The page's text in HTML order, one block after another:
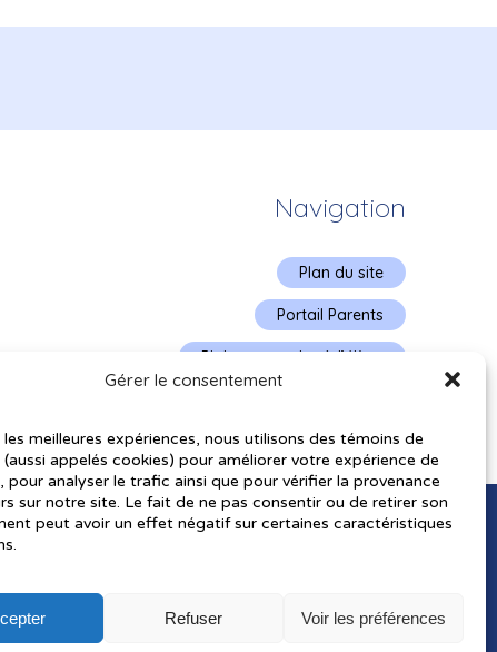
Gérer le consentement
meilleures expériences, nous utilisons des témoins de
appelés cookies) pour améliorer votre expérience de
pour analyser le trafic ainsi que pour vérifier la provenance
sur notre site. Le fait de ne pas consentir ou de retirer son
peut avoir un effet négatif sur certaines caractéristiques
Refuser Voir les préférences
Navigation
Plan du site
Portail Parents
Plainte – service à l’élève
pourraient avoir été utilisés pour soutenir la rédaction de